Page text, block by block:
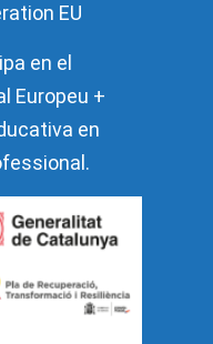
EU
en el
Europeu +
en